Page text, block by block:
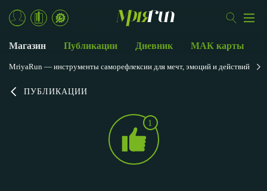
ПУБЛИКАЦИИ
1
Магазин Публикации Дневник МАК карты
MriyaRun — инструменты саморефлексии для мечт, эмоций и действий